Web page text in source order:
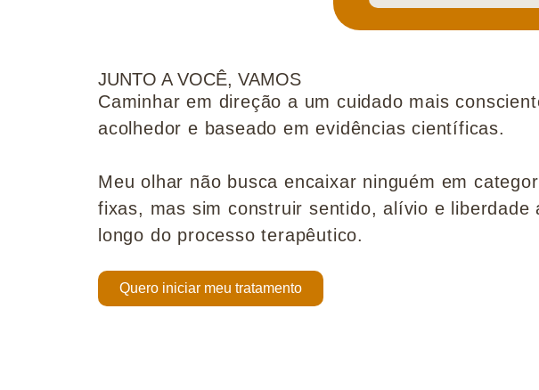
JUNTO A VOCÊ, VAMOS
Caminhar em direção a um cuidado mais
acolhedor e baseado em evidências científicas.
Meu olhar não busca encaixar ninguém em
fixas, mas sim construir sentido, alívio e liberdade
longo do processo terapêutico.
Quero iniciar meu tratamento